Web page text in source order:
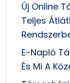
Új Online
Teljes
E-Napló
És Mi A